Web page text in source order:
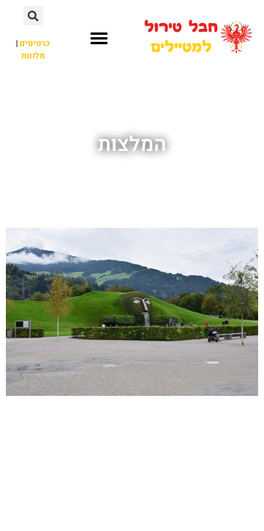
כרטיסים|
מלונות
המלצות